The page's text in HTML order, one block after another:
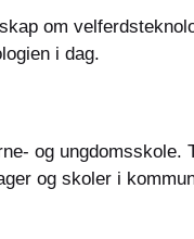
om
i dag.
og
og skoler i